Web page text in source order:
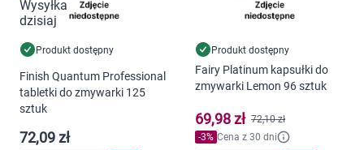
Kosmetyki
Mężczyzna
Produkt dostępny
Finish Quantum Professional
tabletki do zmywarki 125
sztuk
72,09 zł
Produkt dostępny
Fairy Platinum kapsułki do
zmywarki Lemon 96 sztuk
69,98 zł 72,10 zł
-3% Cena z 30 dni